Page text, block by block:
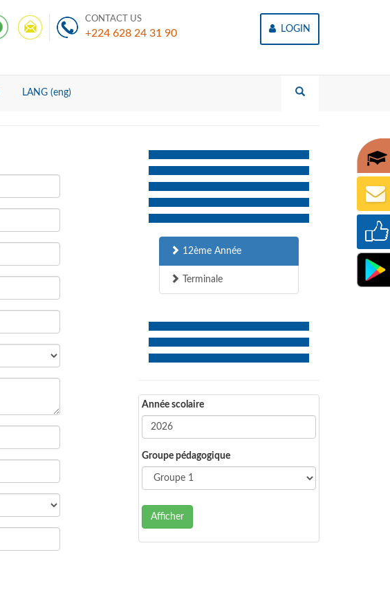
CONTACT US
+224 628 24 31 90 LOGIN
LANG (eng)
12ème Année
Terminale
Année scolaire
Groupe pédagogique
Afficher